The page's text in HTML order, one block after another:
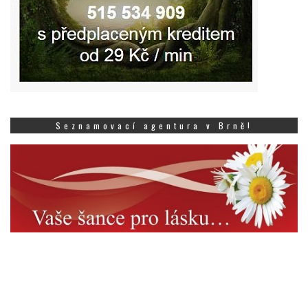
Seznamovací agentura v Brně!